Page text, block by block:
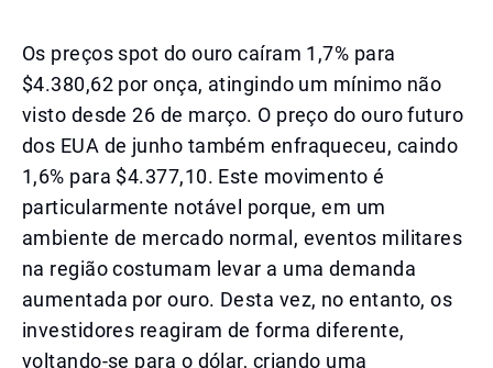
Os preços spot do ouro caíram 1,7% para
$4.380,62 por onça, atingindo um mínimo não
visto desde 26 de março. O preço do ouro futuro
dos EUA de junho também enfraqueceu, caindo
1,6% para $4.377,10. Este movimento é
particularmente notável porque, em um
ambiente de mercado normal, eventos militares
na região costumam levar a uma demanda
aumentada por ouro. Desta vez, no entanto, os
investidores reagiram de forma diferente,
voltando-se para o dólar, criando uma